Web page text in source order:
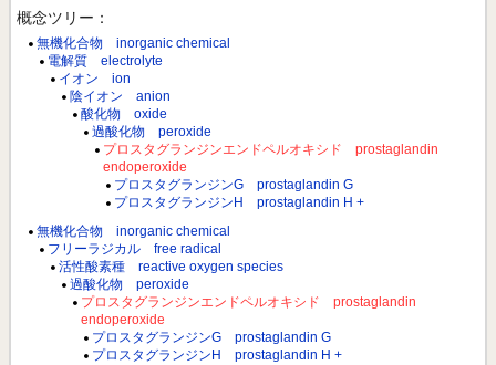
概念ツリー：
無機化合物 inorganic chemical
電解質 electrolyte
イオン ion
陰イオン anion
酸化物 oxide
過酸化物 peroxide
プロスタグランジンエンドペルオキシド prostaglandin
endoperoxide
プロスタグランジンG prostaglandin G
プロスタグランジンH prostaglandin H +
無機化合物 inorganic chemical
フリーラジカル free radical
活性酸素種 reactive oxygen species
過酸化物 peroxide
プロスタグランジンエンドペルオキシド prostaglandin
endoperoxide
プロスタグランジンG prostaglandin G
プロスタグランジンH prostaglandin H +